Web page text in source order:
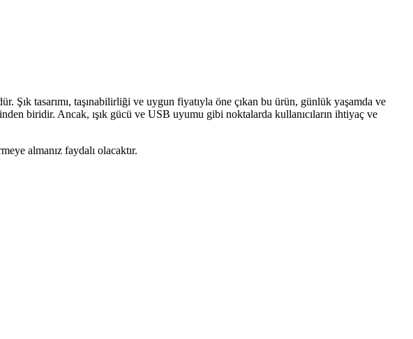
tasarımı, taşınabilirliği ve uygun fiyatıyla öne çıkan bu ürün, günlük yaşamda ve
biridir. Ancak, ışık gücü ve USB uyumu gibi noktalarda kullanıcıların ihtiyaç ve
almanız faydalı olacaktır.